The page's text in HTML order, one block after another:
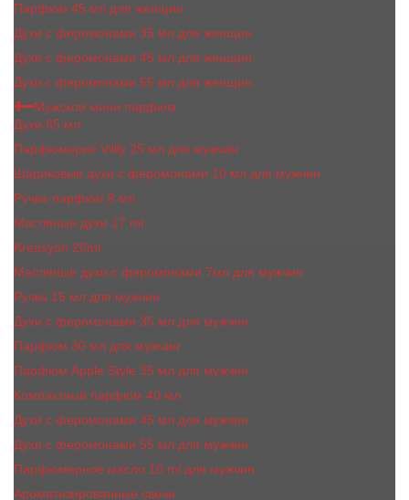
Парфюм 45 мл для женщин
Духи с феромонами 35 мл для женщин
Духи с феромонами 45 мл для женщин
Духи с феромонами 55 мл для женщин
Мужской мини парфюм
Духи 65 мл
Парфюмерия Vilily 25 мл для мужчин
Шариковые духи с феромонами 10 мл для мужчин
Ручка-парфюм 8 мл
Масляные духи 17 ml
Kreasyon 20ml
Масляные духи c феромонами 7мл для мужчин
Ручка 15 мл для мужчин
Духи с феромонами 35 мл для мужчин
Парфюм 30 мл для мужчин
Парфюм Apple Style 35 мл для мужчин
Компактный парфюм 40 мл
Духи с феромонами 45 мл для мужчин
Духи с феромонами 55 мл для мужчин
Парфюмерное масло 10 ml для мужчин
Ароматизированные свечи